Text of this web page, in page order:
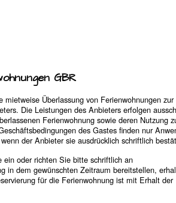
GBR
Überlassung von Ferienwohnungen zur
Die Leistungen des Anbieters erfolgen
Ferienwohnung sowie deren Nutzung
des Gastes finden nur
der Anbieter sie ausdrücklich schriftlich
ein oder richten Sie bitte schriftlich an
in dem gewünschten Zeitraum bereitstellen,
für die Ferienwohnung ist mit Erhalt der